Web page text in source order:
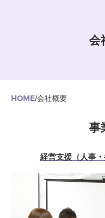
会
HOME/会社概要
事
経営支援（人事